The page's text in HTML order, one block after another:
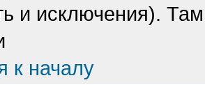
и исключения).
к началу